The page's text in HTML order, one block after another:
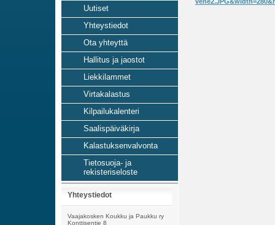
Uutiset
Yhteystiedot
Ota yhteyttä
Hallitus ja jaostot
Liekkilammet
Virtakalastus
Kilpailukalenteri
Saalispäiväkirja
Kalastuksenvalvonta
Tietosuoja- ja
rekisteriseloste
Yhteystiedot
Vaajakosken Koukku ja Paukku ry
Konttisentie 8